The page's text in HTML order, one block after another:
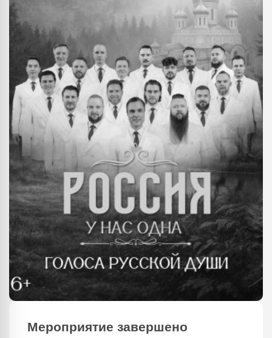
Мероприятие завершено